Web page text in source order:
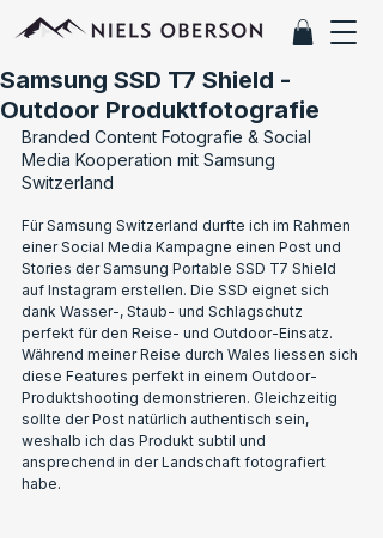
Samsung SSD T7 Shield -
Outdoor Produktfotografie
Branded Content Fotografie & Social
Media Kooperation mit Samsung
Switzerland
Für Samsung Switzerland durfte ich im Rahmen
einer Social Media Kampagne einen Post und
Stories der Samsung Portable SSD T7 Shield
auf Instagram erstellen. Die SSD eignet sich
dank Wasser-, Staub- und Schlagschutz
perfekt für den Reise- und Outdoor-Einsatz.
Während meiner Reise durch Wales liessen sich
diese Features perfekt in einem Outdoor-
Produktshooting demonstrieren. Gleichzeitig
sollte der Post natürlich authentisch sein,
weshalb ich das Produkt subtil und
ansprechend in der Landschaft fotografiert
habe.